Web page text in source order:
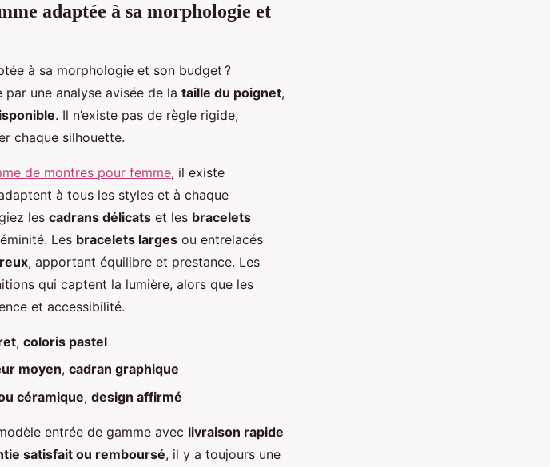
adaptée à sa morphologie et
par une analyse avisée de la taille du poignet,
. Il n’existe pas de règle rigide,
chaque silhouette.
de montres pour femme, il existe
à tous les styles et à chaque
les cadrans délicats et les bracelets
Les bracelets larges ou entrelacés
, apportant équilibre et prestance. Les
qui captent la lumière, alors que les
et accessibilité.
, coloris pastel
moyen, cadran graphique
céramique, design affirmé
entrée de gamme avec livraison rapide
satisfait ou remboursé, il y a toujours une